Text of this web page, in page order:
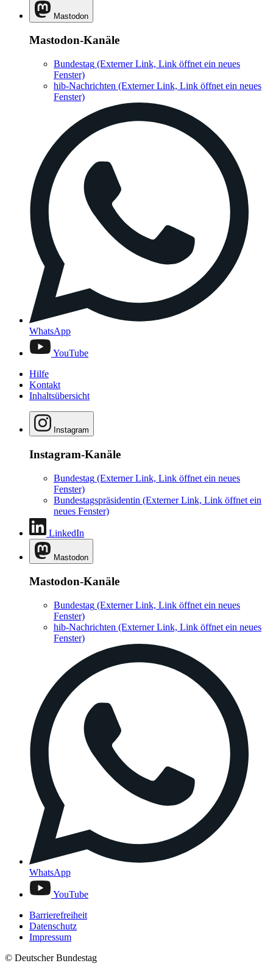
Mastodon
Mastodon-Kanäle
Bundestag (Externer Link, Link öffnet ein neues
Fenster)
hib-Nachrichten (Externer Link, Link öffnet ein neues
Fenster)
WhatsApp
YouTube
Hilfe
Kontakt
Inhaltsübersicht
Instagram
Instagram-Kanäle
Bundestag (Externer Link, Link öffnet ein neues
Fenster)
Bundestagspräsidentin (Externer Link, Link öffnet ein
neues Fenster)
LinkedIn
Mastodon
Mastodon-Kanäle
Bundestag (Externer Link, Link öffnet ein neues
Fenster)
hib-Nachrichten (Externer Link, Link öffnet ein neues
Fenster)
WhatsApp
YouTube
Barrierefreiheit
Datenschutz
Impressum
© Deutscher Bundestag